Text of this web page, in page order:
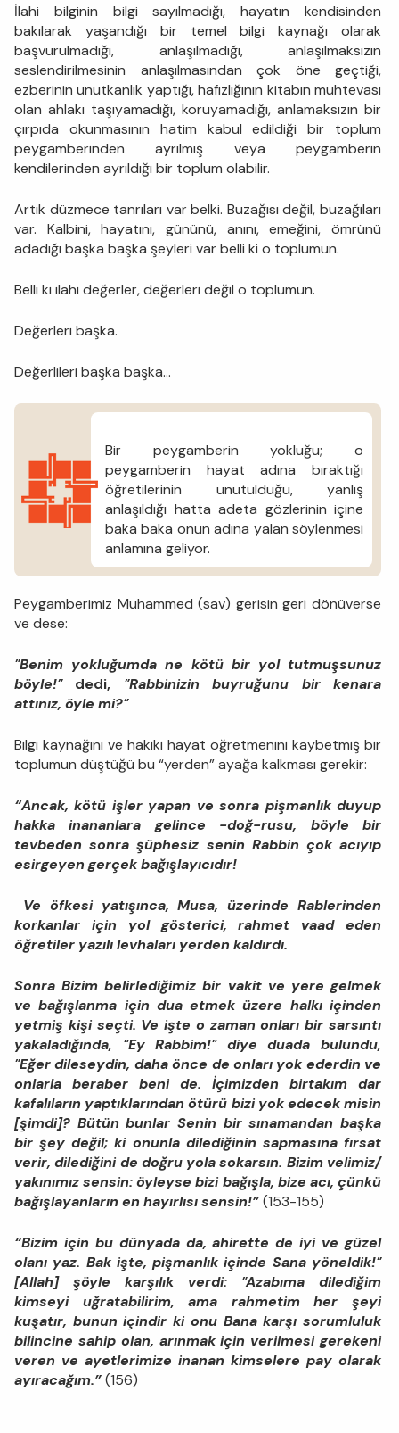
İlahi bilginin bilgi sayılmadığı, hayatın kendisinden
bakılarak yaşandığı bir temel bilgi kaynağı olarak
başvurulmadığı, anlaşılmadığı, anlaşılmaksızın
seslendirilmesinin anlaşılmasından çok öne geçtiği,
ezberinin unutkanlık yaptığı, hafızlığının kitabın muhtevası
olan ahlakı taşıyamadığı, koruyamadığı, anlamaksızın bir
çırpıda okunmasının hatim kabul edildiği bir toplum
peygamberinden ayrılmış veya peygamberin
kendilerinden ayrıldığı bir toplum olabilir.
Artık düzmece tanrıları var belki. Buzağısı değil, buzağıları
var. Kalbini, hayatını, gününü, anını, emeğini, ömrünü
adadığı başka başka şeyleri var belli ki o toplumun.
Belli ki ilahi değerler, değerleri değil o toplumun.
Değerleri başka.
Değerlileri başka başka...
Bir peygamberin yokluğu; o
peygamberin hayat adına bıraktığı
öğretilerinin unutulduğu, yanlış
anlaşıldığı hatta adeta gözlerinin içine
baka baka onun adına yalan söylenmesi
anlamına geliyor.
Peygamberimiz Muhammed (sav) gerisin geri dönüverse
ve dese:
"Benim yokluğumda ne kötü bir yol tutmuşsunuz
böyle!"dedi, "Rabbinizin buyruğunu bir kenara
attınız, öyle mi?"
Bilgi kaynağını ve hakiki hayat öğretmenini kaybetmiş bir
toplumun düştüğü bu “yerden” ayağa kalkması gerekir:
“Ancak, kötü işler yapan ve sonra pişmanlık duyup
hakka inananlara gelince -doğ-rusu, böyle bir
tevbeden sonra şüphesiz senin Rabbin çok acıyıp
esirgeyen gerçek bağışlayıcıdır!
Ve öfkesi yatışınca, Musa, üzerinde Rablerinden
korkanlar için yol gösterici, rahmet vaad eden
öğretiler yazılı levhaları yerden kaldırdı.
Sonra Bizim belirlediğimiz bir vakit ve yere gelmek
ve bağışlanma için dua etmek üzere halkı içinden
yetmiş kişi seçti. Ve işte o zaman onları bir sarsıntı
yakaladığında, "Ey Rabbim!" diye duada bulundu,
"Eğer dileseydin, daha önce de onları yok ederdin ve
onlarla beraber beni de. İçimizden birtakım dar
kafalıların yaptıklarından ötürü bizi yok edecek misin
[şimdi]? Bütün bunlar Senin bir sınamandan başka
bir şey değil; ki onunla dilediğinin sapmasına fırsat
verir, dilediğini de doğru yola sokarsın. Bizim velimiz/
yakınımız sensin: öyleyse bizi bağışla, bize acı, çünkü
bağışlayanların en hayırlısı sensin!”(153-155)
“Bizim için bu dünyada da, ahirette de iyi ve güzel
olanı yaz. Bak işte, pişmanlık içinde Sana yöneldik!"
[Allah] şöyle karşılık verdi: "Azabıma dilediğim
kimseyi uğratabilirim, ama rahmetim her şeyi
kuşatır, bunun içindir ki onu Bana karşı sorumluluk
bilincine sahip olan, arınmak için verilmesi gerekeni
veren ve ayetlerimize inanan kimselere pay olarak
ayıracağım.”(156)